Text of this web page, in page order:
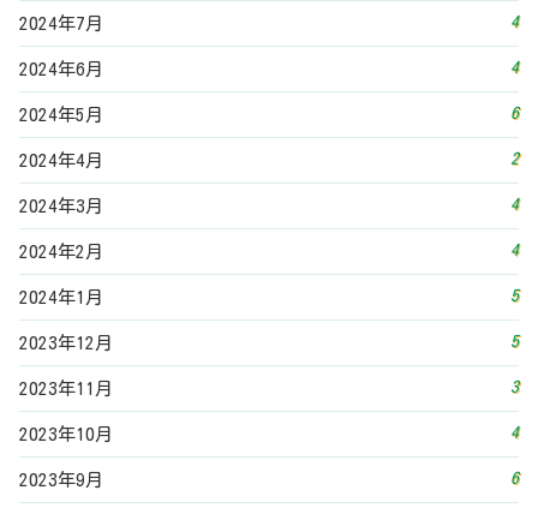
2024年7月 4
2024年6月 4
2024年5月 6
2024年4月 2
2024年3月 4
2024年2月 4
2024年1月 5
2023年12月 5
2023年11月 3
2023年10月 4
2023年9月 6